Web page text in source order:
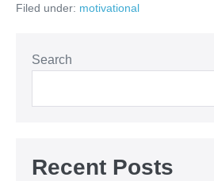
cale
mai
bună
Filed under: motivational
Search
Recent Posts